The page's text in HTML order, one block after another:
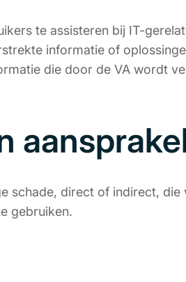
te assisteren bij IT-
informatie of
die door de VA wordt
schade, direct of indirect,
gebruiken.